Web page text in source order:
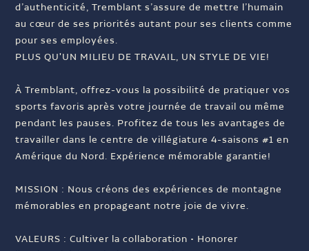
d’authenticité, Tremblant s’assure de mettre l’humain
au cœur de ses priorités autant pour ses clients comme
pour ses employées.
PLUS QU'UN MILIEU DE TRAVAIL, UN STYLE DE VIE!
À Tremblant, offrez-vous la possibilité de pratiquer vos
sports favoris après votre journée de travail ou même
pendant les pauses. Profitez de tous les avantages de
travailler dans le centre de villégiature 4-saisons #1 en
Amérique du Nord. Expérience mémorable garantie!
MISSION : Nous créons des expériences de montagne
mémorables en propageant notre joie de vivre.
VALEURS : Cultiver la collaboration • Honorer